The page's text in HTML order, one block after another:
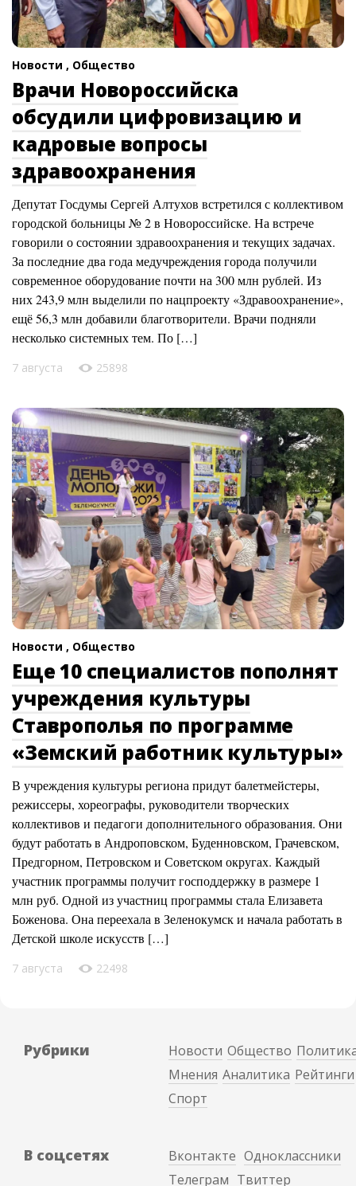
Новости , Общество
Врачи Новороссийска
обсудили цифровизацию и
кадровые вопросы
здравоохранения
Депутат Госдумы Сергей Алтухов встретился с коллективом
городской больницы № 2 в Новороссийске. На встрече
говорили о состоянии здравоохранения и текущих задачах.
За последние два года медучреждения города получили
современное оборудование почти на 300 млн рублей. Из
них 243,9 млн выделили по нацпроекту «Здравоохранение»,
ещё 56,3 млн добавили благотворители. Врачи подняли
несколько системных тем. По […]
7 августа 25898
Новости , Общество
Еще 10 специалистов пополнят
учреждения культуры
Ставрополья по программе
«Земский работник культуры»
В учреждения культуры региона придут балетмейстеры,
режиссеры, хореографы, руководители творческих
коллективов и педагоги дополнительного образования. Они
будут работать в Андроповском, Буденновском, Грачевском,
Предгорном, Петровском и Советском округах. Каждый
участник программы получит господдержку в размере 1
млн руб. Одной из участниц программы стала Елизавета
Боженова. Она переехала в Зеленокумск и начала работать в
Детской школе искусств […]
7 августа 22498
Рубрики Новости Общество
Мнения Аналитика Рейтинги
Спорт
В соцсетях Вконтакте Одноклассники
Телеграм Твиттер